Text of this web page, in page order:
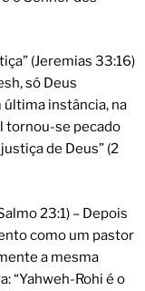
(Jeremias 33:16)
só Deus
última instância, na
tornou-se pecado
de Deus” (2
23:1) – Depois
como um pastor
a mesma
“Yahweh-Rohi é o